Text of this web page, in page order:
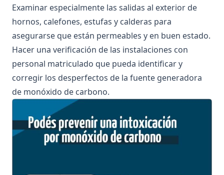
Examinar especialmente las salidas al exterior de
hornos, calefones, estufas y calderas para
asegurarse que están permeables y en buen estado.
Hacer una verificación de las instalaciones con
personal matriculado que pueda identificar y
corregir los desperfectos de la fuente generadora
de monóxido de carbono.